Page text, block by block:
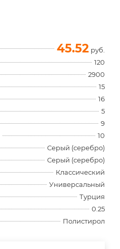
45.52 руб.
120
2900
15
16
5
9
10
Серый (серебро)
Серый (серебро)
Классический
Универсальный
Турция
0.25
Полистирол